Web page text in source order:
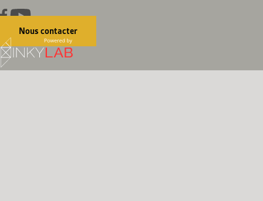
Nous contacter